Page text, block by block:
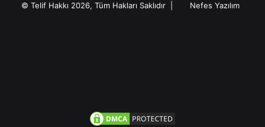
© Telif Hakkı 2026, Tüm Hakları Saklıdır | Nefes Yazılım